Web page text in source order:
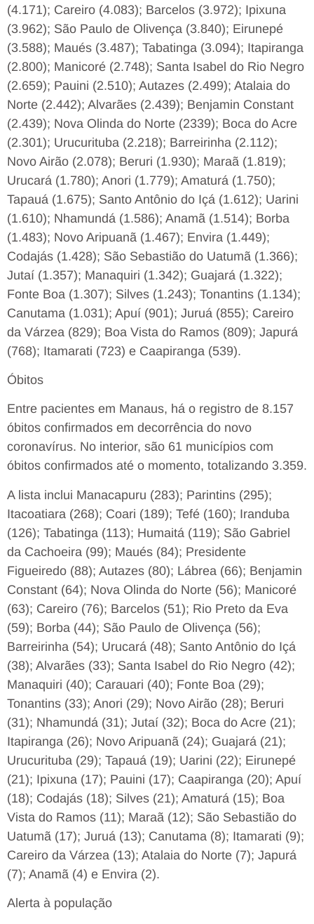
(4.171); Careiro (4.083); Barcelos (3.972); Ipixuna
(3.962); São Paulo de Olivença (3.840); Eirunepé
(3.588); Maués (3.487); Tabatinga (3.094); Itapiranga
(2.800); Manicoré (2.748); Santa Isabel do Rio Negro
(2.659); Pauini (2.510); Autazes (2.499); Atalaia do
Norte (2.442); Alvarães (2.439); Benjamin Constant
(2.439); Nova Olinda do Norte (2339); Boca do Acre
(2.301); Urucurituba (2.218); Barreirinha (2.112);
Novo Airão (2.078); Beruri (1.930); Maraã (1.819);
Urucará (1.780); Anori (1.779); Amaturá (1.750);
Tapauá (1.675); Santo Antônio do Içá (1.612); Uarini
(1.610); Nhamundá (1.586); Anamã (1.514); Borba
(1.483); Novo Aripuanã (1.467); Envira (1.449);
Codajás (1.428); São Sebastião do Uatumã (1.366);
Jutaí (1.357); Manaquiri (1.342); Guajará (1.322);
Fonte Boa (1.307); Silves (1.243); Tonantins (1.134);
Canutama (1.031); Apuí (901); Juruá (855); Careiro
da Várzea (829); Boa Vista do Ramos (809); Japurá
(768); Itamarati (723) e Caapiranga (539).
Óbitos
Entre pacientes em Manaus, há o registro de 8.157
óbitos confirmados em decorrência do novo
coronavírus. No interior, são 61 municípios com
óbitos confirmados até o momento, totalizando 3.359.
A lista inclui Manacapuru (283); Parintins (295);
Itacoatiara (268); Coari (189); Tefé (160); Iranduba
(126); Tabatinga (113); Humaitá (119); São Gabriel
da Cachoeira (99); Maués (84); Presidente
Figueiredo (88); Autazes (80); Lábrea (66); Benjamin
Constant (64); Nova Olinda do Norte (56); Manicoré
(63); Careiro (76); Barcelos (51); Rio Preto da Eva
(59); Borba (44); São Paulo de Olivença (56);
Barreirinha (54); Urucará (48); Santo Antônio do Içá
(38); Alvarães (33); Santa Isabel do Rio Negro (42);
Manaquiri (40); Carauari (40); Fonte Boa (29);
Tonantins (33); Anori (29); Novo Airão (28); Beruri
(31); Nhamundá (31); Jutaí (32); Boca do Acre (21);
Itapiranga (26); Novo Aripuanã (24); Guajará (21);
Urucurituba (29); Tapauá (19); Uarini (22); Eirunepé
(21); Ipixuna (17); Pauini (17); Caapiranga (20); Apuí
(18); Codajás (18); Silves (21); Amaturá (15); Boa
Vista do Ramos (11); Maraã (12); São Sebastião do
Uatumã (17); Juruá (13); Canutama (8); Itamarati (9);
Careiro da Várzea (13); Atalaia do Norte (7); Japurá
(7); Anamã (4) e Envira (2).
Alerta à população